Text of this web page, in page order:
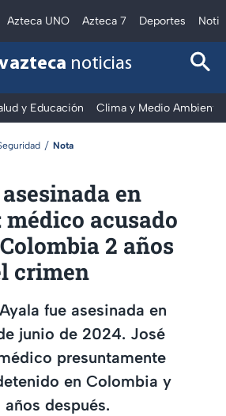
Azteca UNO Azteca 7 Deportes
azteca noticias
y Educación Clima y Medio Ambiente
Nota
en
acusado
2 años
crimen
fue asesinada en
junio de 2024. José
presuntamente
en Colombia y
después.